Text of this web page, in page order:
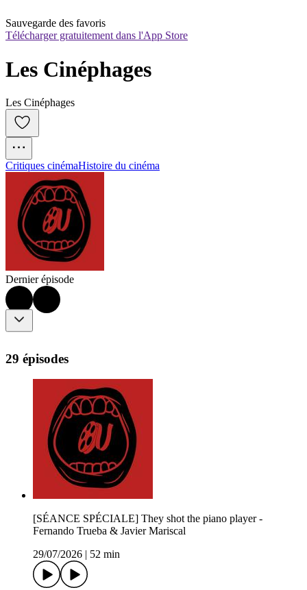
Sauvegarde des favoris
Télécharger gratuitement dans l'App Store
Les Cinéphages
Les Cinéphages
Critiques cinémaHistoire du cinéma
Dernier épisode
29 épisodes
[SÉANCE SPÉCIALE] They shot the piano player -
Fernando Trueba & Javier Mariscal
29/07/2026
52 min